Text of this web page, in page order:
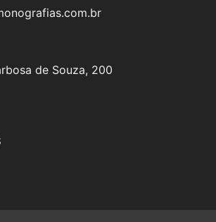
de Souza, 200